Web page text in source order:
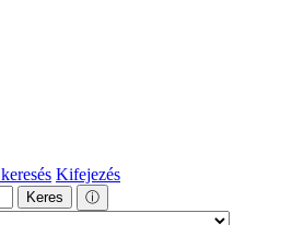
Kifejezés
Keres ⓘ